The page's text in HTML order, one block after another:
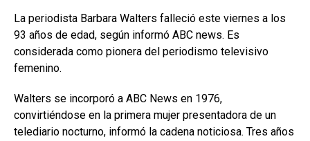
La periodista Barbara Walters falleció este viernes a los
93 años de edad, según informó ABC news. Es
considerada como pionera del periodismo televisivo
femenino.
Walters se incorporó a ABC News en 1976,
convirtiéndose en la primera mujer presentadora de un
telediario nocturno, informó la cadena noticiosa. Tres años